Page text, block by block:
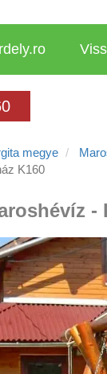
megye
K160